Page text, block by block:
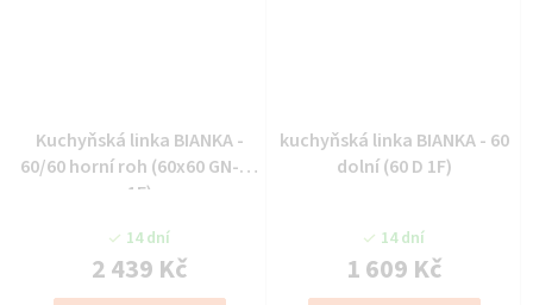
Kuchyňská linka BIANKA -
60/60 horní roh (60x60 GN-72
1F)
14 dní
2 439 Kč
kuchyňská linka BIANKA - 60
dolní (60 D 1F)
14 dní
1 609 Kč